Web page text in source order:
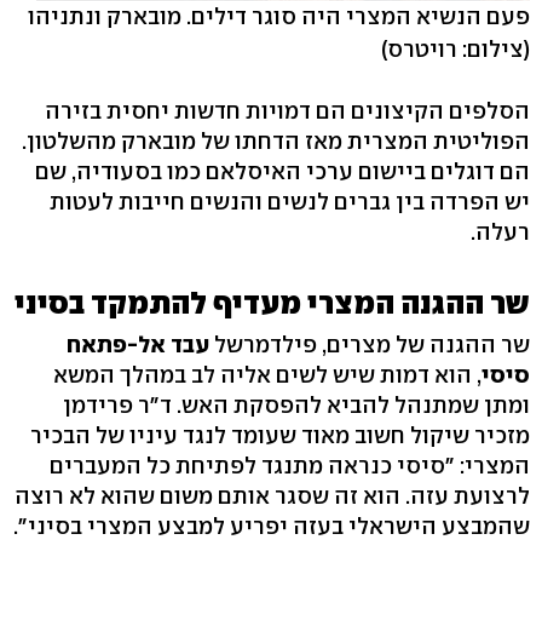
פעם הנשיא המצרי היה סוגר דילים. מובארק ונתניהו
(צילום: רויטרס)
הסלפים הקיצונים הם דמויות חדשות יחסית בזירה
הפוליטית המצרית מאז הדחתו של מובארק מהשלטון.
הם דוגלים ביישום ערכי האיסלאם כמו בסעודיה, שם
יש הפרדה בין גברים לנשים והנשים חייבות לעטות
רעלה.
שר ההגנה המצרי מעדיף להתמקד בסיני
שר ההגנה של מצרים, פילדמרשל עבד אל-פתאח
סיסי, הוא דמות שיש לשים אליה לב במהלך המשא
ומתן שמתנהל להביא להפסקת האש. ד"ר פרידמן
מזכיר שיקול חשוב מאוד שעומד לנגד עיניו של הבכיר
המצרי: "סיסי כנראה מתנגד לפתיחת כל המעברים
לרצועת עזה. הוא זה שסגר אותם משום שהוא לא רוצה
שהמבצע הישראלי בעזה יפריע למבצע המצרי בסיני".